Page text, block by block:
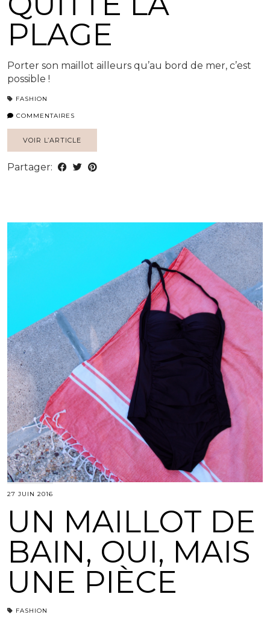
PLAGE
Porter son maillot ailleurs qu’au bord de mer, c’est
possible !
FASHION
COMMENTAIRES
VOIR L’ARTICLE
Partager:
27 JUIN 2016
UN MAILLOT DE
BAIN, OUI, MAIS
UNE PIÈCE
FASHION